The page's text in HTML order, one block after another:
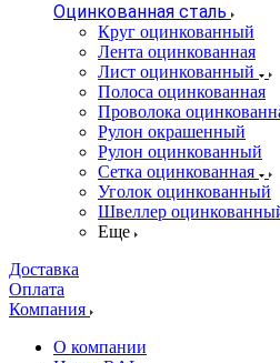
Оцинкованная сталь
Круг оцинкованный
Лента оцинкованная
Лист оцинкованный
Полоса оцинкованная
Проволока
Рулон окрашенный
Рулон оцинкованный
Сетка оцинкованная
Уголок оцинкованный
Швеллер
Еще
Доставка
Оплата
Компания
О компании